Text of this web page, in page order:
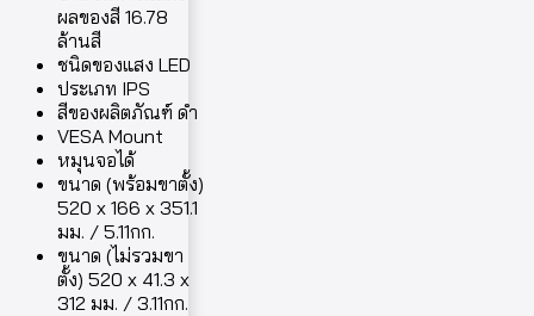
ผลของสี 16.78
ล้านสี
ชนิดของแสง LED
ประเภท IPS
สีของผลิตภัณฑ์ ดำ
VESA Mount
หมุนจอได้
ขนาด (พร้อมขาตั้ง)
520 x 166 x 351.1
มม. / 5.11กก.
ขนาด (ไม่รวมขา
ตั้ง) 520 x 41.3 x
312 มม. / 3.11กก.